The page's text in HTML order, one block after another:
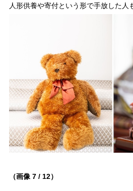
人形供養や寄付という形で手放した人
（画像 7 / 12）